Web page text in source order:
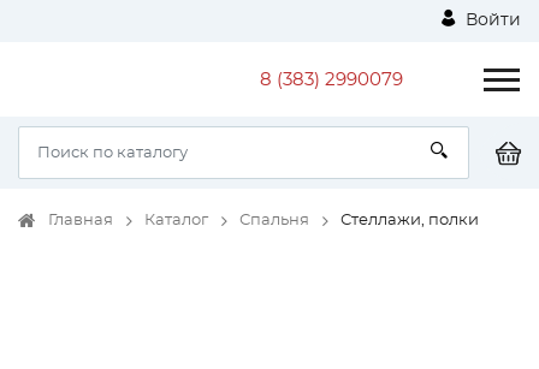
Войти
8 (383) 2990079
Главная Каталог Спальня Стеллажи, полки